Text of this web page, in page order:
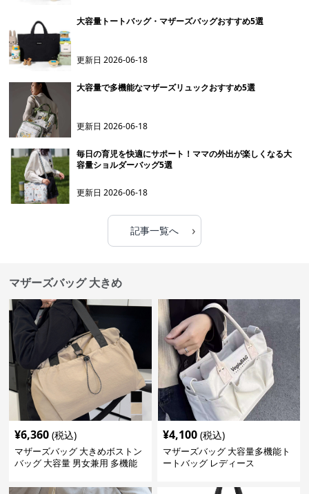
大容量トートバッグ・マザーズバッグおすすめ5選
更新日2026-06-18
大容量で多機能なマザーズリュックおすすめ5選
更新日2026-06-18
毎日の育児を快適にサポート！ママの外出が楽しくなる大
容量ショルダーバッグ5選
更新日2026-06-18
記事一覧へ ›
マザーズバッグ 大きめ
¥6,360 (税込)
マザーズバッグ 大きめボストン
バッグ 大容量 男女兼用 多機能
¥4,100 (税込)
マザーズバッグ 大容量多機能ト
ートバッグ レディース